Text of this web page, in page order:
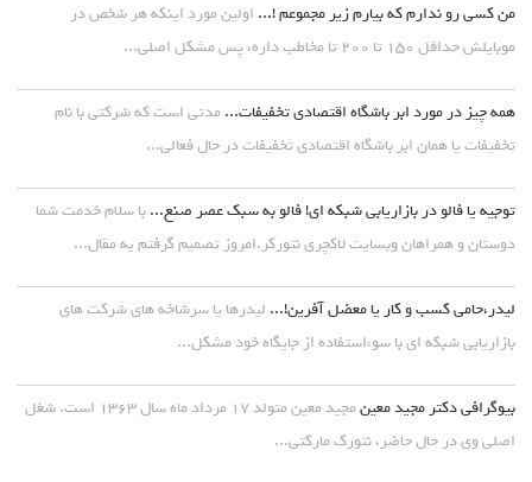
من کسی رو ندارم که بیارم زیر مجموعم !... اولین مورد اینکه هر شخص در
موبایلش حداقل ۱۵۰ تا ۲۰۰ تا مخاطب داره، پس مشکل اصلی...
همه چیز در مورد ابر باشگاه اقتصادی تخفیفات... مدتی است که شرکتی با نام
تخفیفات یا همان ابر باشگاه اقتصادی تخفیفات در حال فعالی...
توجیه یا فالو در بازاریابی شبکه ای! فالو به سبک عصر صنع... با سلام خدمت شما
دوستان و همراهان وبسایت لاکچری نتورکر.امروز تصمیم گرفتم یه مقال...
لیدر،حامی کسب و کار یا معضل آفرین!... لیدرها یا سرشاخه های شرکت های
بازاریابی شبکه ای با سوءاستفاده از جایگاه خود مشکل...
بیوگرافی دکتر مجید معین
مجید معین متولد ۱۷ مرداد ماه سال ۱۳۶۳ است. شغل
اصلی وی در حال حاضر، نتورک مارکتی...